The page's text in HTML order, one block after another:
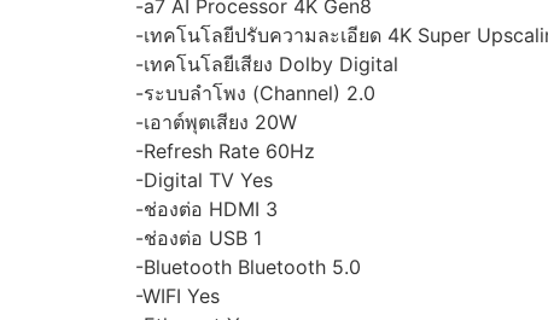
-a7 AI Processor 4K Gen8
-เทคโนโลยีปรับความละเอียด 4K Super
-เทคโนโลยีเสียง Dolby Digital
-ระบบลำโพง (Channel) 2.0
-เอาต์พุตเสียง 20W
-Refresh Rate 60Hz
-Digital TV Yes
-ช่องต่อ HDMI 3
-ช่องต่อ USB 1
-Bluetooth Bluetooth 5.0
-WIFI Yes